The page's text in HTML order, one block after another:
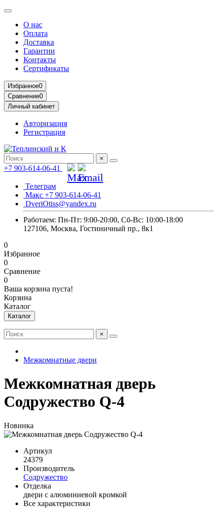
О нас
Оплата
Доставка
Гарантии
Контакты
Сертификаты
Избранное0
Сравнение0
Личный кабинет
Авторизация
Регистрация
×
+7 903-614-06-41
Телеграм
Макс +7 903-614-06-41
DveriOtiss@yandex.ru
Работаем: Пн-Пт: 9:00-20:00, Сб-Вс: 10:00-18:00
127106, Москва, Гостиничный пр., 8к1
0
Избранное
0
Сравнение
0
Ваша корзина пуста!
Корзина
Каталог
Каталог
×
Межкомнатные двери
Межкомнатная дверь
Содружество Q-4
Новинка
Артикул
24379
Производитель
Содружество
Отделка
двери с алюминиевой кромкой
Все характеристики